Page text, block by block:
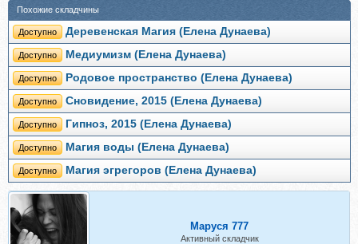
Похожие складчины
Доступно Деревенская Магия (Елена Дунаева)
Доступно Медиумизм (Елена Дунаева)
Доступно Родовое пространство (Елена Дунаева)
Доступно Сновидение, 2015 (Елена Дунаева)
Доступно Гипноз, 2015 (Елена Дунаева)
Доступно Магия воды (Елена Дунаева)
Доступно Магия эгрегоров (Елена Дунаева)
Маруся 777
Активный складчик